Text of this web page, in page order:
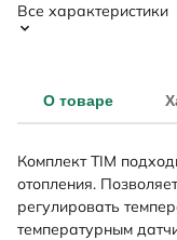
Все характеристики
О товаре
Комплект TIM
отопления.
регулировать
температурным